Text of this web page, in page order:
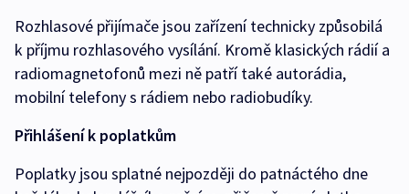
Rozhlasové přijímače jsou zařízení technicky způsobilá
k příjmu rozhlasového vysílání. Kromě klasických rádií a
radiomagnetofonů mezi ně patří také autorádia,
mobilní telefony s rádiem nebo radiobudíky.
Přihlášení k poplatkům
Poplatky jsou splatné nejpozději do patnáctého dne